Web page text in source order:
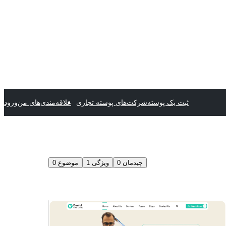
ثبت یک پوستهشرکت‌های پوسته تجاری علاقه‌مندی‌های منورود
چیدمان 0 ویژگی 1 موضوع 0